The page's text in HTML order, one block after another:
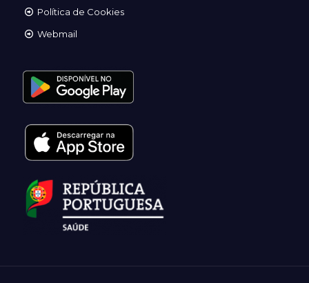
Política de Cookies
Webmail